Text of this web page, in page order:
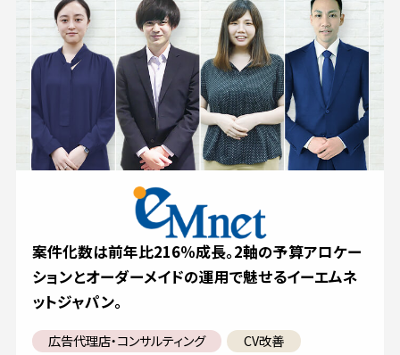
案件化数は前年比216％成長。2軸の予算アロケー
ションとオーダーメイドの運用で魅せるイーエムネ
ットジャパン。
広告代理店・コンサルティング CV改善